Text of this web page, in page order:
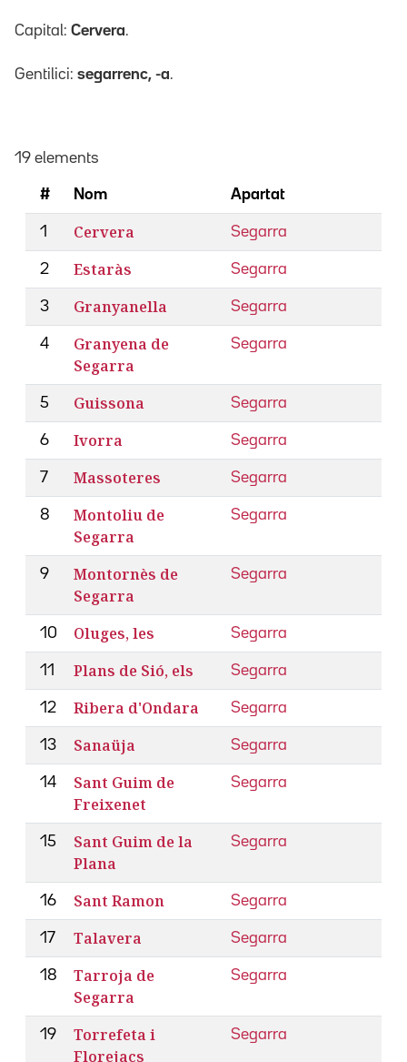
Capital: Cervera.
Gentilici: segarrenc, -a.
19 elements
# Nom Apartat
1 Cervera Segarra
2 Estaràs Segarra
3 Granyanella Segarra
4
Granyena de
Segarra
Segarra
5 Guissona Segarra
6 Ivorra Segarra
7 Massoteres Segarra
8
Montoliu de
Segarra
Segarra
9
Montornès de
Segarra
Segarra
10 Oluges, les Segarra
11 Plans de Sió, els Segarra
12 Ribera d'Ondara Segarra
13 Sanaüja Segarra
14
Sant Guim de
Freixenet
Segarra
15
Sant Guim de la
Plana
Segarra
16 Sant Ramon Segarra
17 Talavera Segarra
18
Tarroja de
Segarra
Segarra
19
Torrefeta i
Florejacs
Segarra